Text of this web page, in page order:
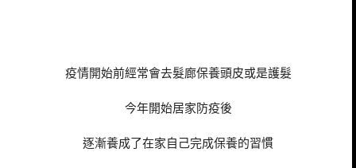
疫情開始前經常會去髮廊保養頭皮或是護髮
今年開始居家防疫後
逐漸養成了在家自己完成保養的習慣